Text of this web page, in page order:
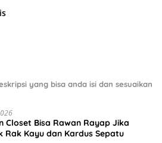
yang bisa anda isi dan sesuaikan
Closet Bisa Rawan Rayap Jika
Rak Kayu dan Kardus Sepatu